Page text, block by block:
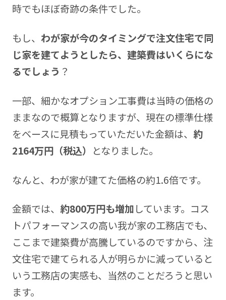
時でもほぼ奇跡の条件でした。
もし、 わが家が今のタイミングで注文住宅で同
じ家を建てようとしたら、建築費はいくらにな
るでしょう ？
一部、細かなオプション工事費は当時の価格の
ままなので概算となりますが、現在の標準仕様
をベースに見積もっていただいた金額は、 約
2164万円（税込）
となりました。
なんと、わが家が建てた価格の約1.6倍です。
金額では、 約800万円も増加しています。コス
トパフォーマンスの高い我が家の工務店でも、
ここまで建築費が高騰しているのですから、注
文住宅で建てられる人が明らかに減っていると
いう工務店の実感も、当然のことだろうと思い
ます。